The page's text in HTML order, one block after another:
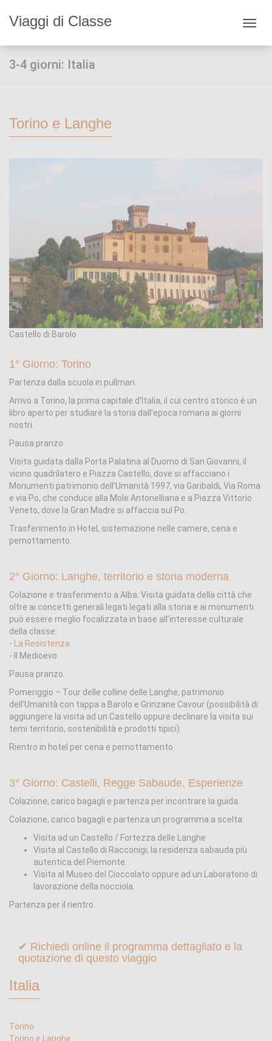
Viaggi di Classe
3-4 giorni: Italia
Torino e Langhe
Castello di Barolo
1° Giorno: Torino
Partenza dalla scuola in pullman.
Arrivo a Torino, la prima capitale d’Italia, il cui centro storico è un
libro aperto per studiare la storia dall’epoca romana ai giorni
nostri.
Pausa pranzo.
Visita guidata dalla Porta Palatina al Duomo di San Giovanni, il
vicino quadrilatero e Piazza Castello, dove si affacciano i
Monumenti patrimonio dell’Umanità 1997, via Garibaldi, Via Roma
e via Po, che conduce alla Mole Antonelliana e a Piazza Vittorio
Veneto, dove la Gran Madre si affaccia sul Po.
Trasferimento in Hotel, sistemazione nelle camere, cena e
pernottamento.
2° Giorno: Langhe, territorio e storia moderna
Colazione e trasferimento a Alba: Visita guidata della città che
oltre ai concetti generali legati legati alla storia e ai monumenti
può essere meglio focalizzata in base all’interesse culturale
della classe:
-
La Resistenza
- Il Medioevo
Pausa pranzo.
Pomeriggio – Tour delle colline delle Langhe, patrimonio
dell’Umanità con tappa a Barolo e Grinzane Cavour (possibilità di
aggiungere la visita ad un Castello oppure declinare la visita sui
temi territorio, sostenibilità e prodotti tipici).
Rientro in hotel per cena e pernottamento.
3° Giorno: Castelli, Regge Sabaude, Esperienze
Colazione, carico bagagli e partenza per incontrare la guida.
Colazione, carico bagagli e partenza un programma a scelta:
Visita ad un Castello / Fortezza delle Langhe
Visita al Castello di Racconigi; la residenza sabauda più
autentica del Piemonte.
Visita al Museo del Cioccolato oppure ad un Laboratorio di
lavorazione della nocciola.
Partenza per il rientro.
✔ Richiedi online il programma dettagliato e la
quotazione di questo viaggio
Italia
Torino
Torino e Langhe